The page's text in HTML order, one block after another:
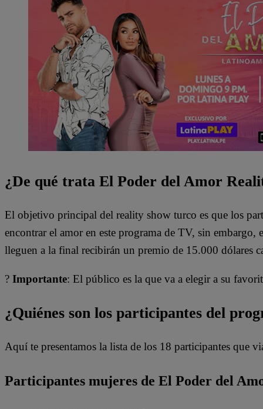
¿De qué trata El Poder del Amor
El objetivo principal del reality show turco es que los
encontrar el amor en este programa de TV, sin embargo,
lleguen a la final recibirán un premio de 15.000 dólares
? Importante: El público es la que va a elegir a su
¿Quiénes son los participantes del
Aquí te presentamos la lista de los 18 participantes que
Participantes mujeres de El Poder del